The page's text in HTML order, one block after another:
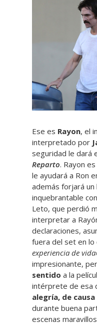
Ese es Rayon, el
interpretado por
seguridad le dará
Reparto. Rayon es
le ayudará a Ron
además forjará un
inquebrantable
Leto, que perdió
interpretar a
declaraciones,
fuera del set en lo
experiencia de
impresionante,
sentido a la
intérprete de esa
alegría, de
durante buena
escenas